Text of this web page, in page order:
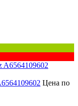
Цена по